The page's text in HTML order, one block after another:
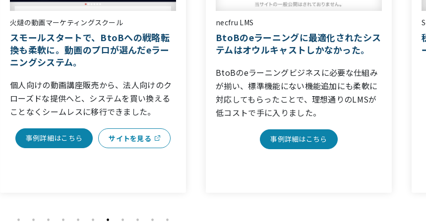
necfru LMS
BtoBのeラーニングに最適化されたシス
テムはオウルキャストしかなかった。
が揃い、標準機能にない機能追加にも柔軟に
対応してもらったことで、理想通りのLMSが
低コストで手に入りました。
事例詳細はこちら
SoLaboスクール
税理士・士業事務所、起業家向けのeラ
ーニングスクール。
サイトを見る